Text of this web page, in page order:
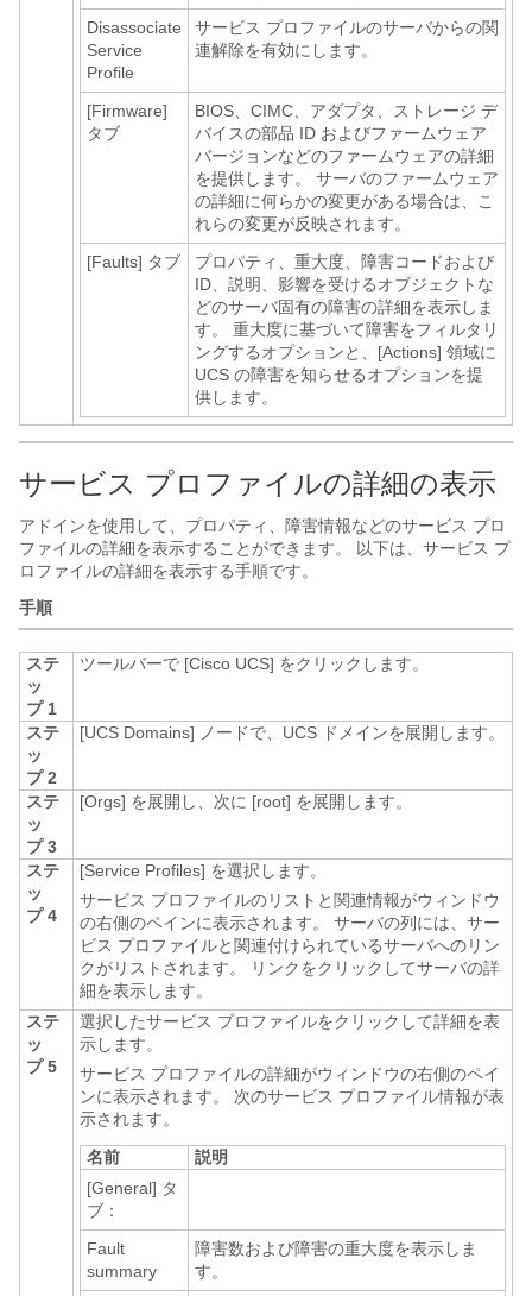
Disassociate
Service
Profile
サービス プロファイルのサーバからの関
連解除を有効にします。
[Firmware]
タブ
BIOS、CIMC、アダプタ、ストレージ デ
バイスの部品 ID およびファームウェア
バージョンなどのファームウェアの詳細
を提供します。 サーバのファームウェア
の詳細に何らかの変更がある場合は、こ
れらの変更が反映されます。
[Faults] タブ
プロパティ、重大度、障害コードおよび
ID、説明、影響を受けるオブジェクトな
どのサーバ固有の障害の詳細を表示しま
す。 重大度に基づいて障害をフィルタリ
ングするオプションと、[Actions] 領域に
UCS の障害を知らせるオプションを提
供します。
サービス プロファイルの詳細の表示
アドインを使用して、プロパティ、障害情報などのサービス プロ
ファイルの詳細を表示することができます。 以下は、サービス プ
ロファイルの詳細を表示する手順です。
手順
ステ
ッ
プ 1
ツールバーで [Cisco UCS] をクリックします。
ステ
ッ
プ 2
[UCS Domains] ノードで、UCS ドメインを展開します。
ステ
ッ
プ 3
[Orgs] を展開し、次に [root] を展開します。
ステ
ッ
プ 4
[Service Profiles] を選択します。
サービス プロファイルのリストと関連情報がウィンドウ
の右側のペインに表示されます。 サーバの列には、サー
ビス プロファイルと関連付けられているサーバへのリン
クがリストされます。 リンクをクリックしてサーバの詳
細を表示します。
ステ
ッ
プ 5
選択したサービス プロファイルをクリックして詳細を表
示します。
サービス プロファイルの詳細がウィンドウの右側のペイ
ンに表示されます。 次のサービス プロファイル情報が表
示されます。
名前
説明
[General] タ
ブ：
Fault
summary
障害数および障害の重大度を表示しま
す。